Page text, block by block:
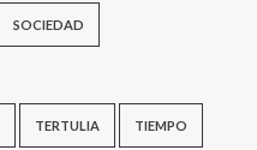
SOCIEDAD
TERTULIA TIEMPO